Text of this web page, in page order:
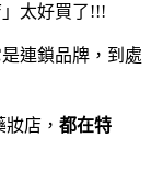
太好買了!!!
連鎖品牌，到處
店， 都在特